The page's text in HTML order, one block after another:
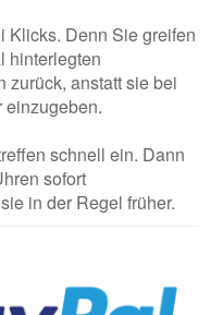
Klicks. Denn Sie greifen
hinterlegten
zurück, anstatt sie bei
einzugeben.
schnell ein. Dann
sofort
in der Regel früher.